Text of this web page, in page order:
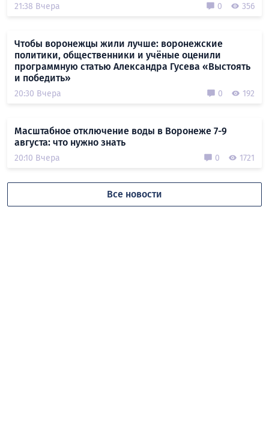
21:38 Вчера 0 356
Чтобы воронежцы жили лучше: воронежские
политики, общественники и учёные оценили
программную статью Александра Гусева «Выстоять
и победить»
20:30 Вчера 0 192
Масштабное отключение воды в Воронеже 7-9
августа: что нужно знать
20:10 Вчера 0 1721
Все новости